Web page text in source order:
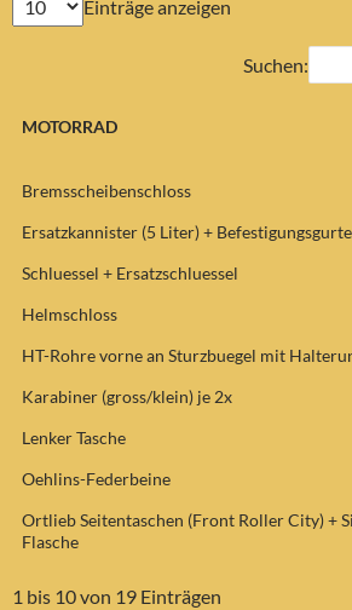
Einträge anzeigen
Suchen:
MOTORRAD
Bremsscheibenschloss
Ersatzkannister (5 Liter) + Befestigungsgurte
Schluessel + Ersatzschluessel
Helmschloss
HT-Rohre vorne an Sturzbuegel mit
Karabiner (gross/klein) je 2x
Lenker Tasche
Oehlins-Federbeine
Ortlieb Seitentaschen (Front Roller City) +
Flasche
1 bis 10 von 19 Einträgen